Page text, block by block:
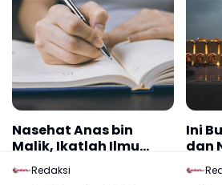
Nasehat Anas bin
Malik, Ikatlah Ilmu
Redaksi
Ini
dan